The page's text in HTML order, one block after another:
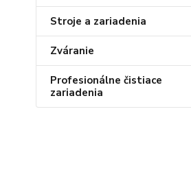
Stroje a zariadenia
Zváranie
Profesionálne čistiace
zariadenia